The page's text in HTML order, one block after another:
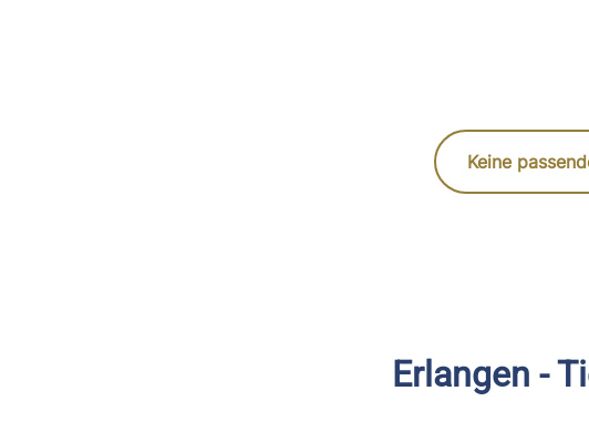
Keine
Erlangen -